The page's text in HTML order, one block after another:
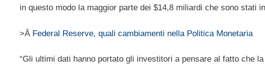
in questo modo la maggior parte dei $14,8 miliardi che sono stati
>Â Federal Reserve, quali cambiamenti nella Politica Monetaria
“Gli ultimi dati hanno portato gli investitori a pensare al fatto che